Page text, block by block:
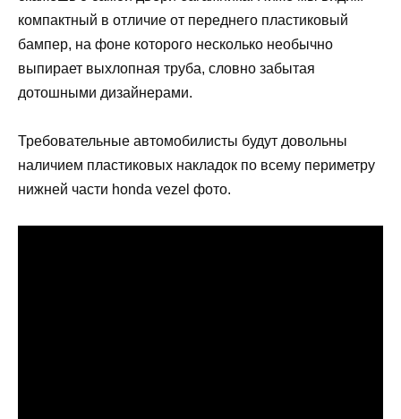
компактный в отличие от переднего пластиковый
бампер, на фоне которого несколько необычно
выпирает выхлопная труба, словно забытая
дотошными дизайнерами.
Требовательные автомобилисты будут довольны
наличием пластиковых накладок по всему периметру
нижней части honda vezel фото.